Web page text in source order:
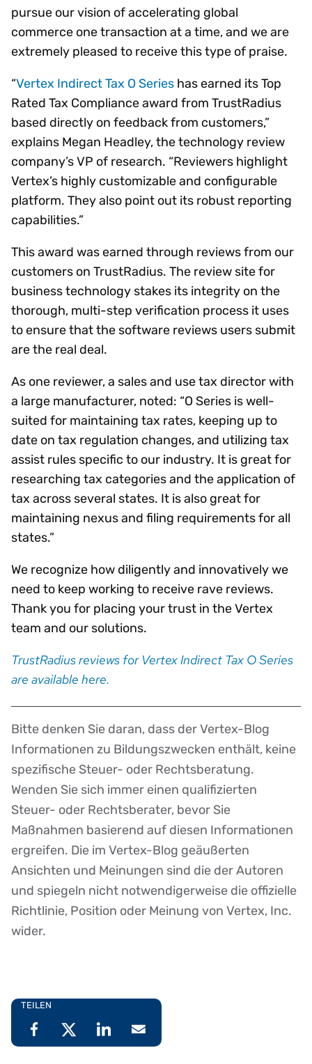
pursue our vision of accelerating global
commerce one transaction at a time, and we are
extremely pleased to receive this type of praise.
“Vertex Indirect Tax O Series has earned its Top
Rated Tax Compliance award from TrustRadius
based directly on feedback from customers,”
explains Megan Headley, the technology review
company’s VP of research. “Reviewers highlight
Vertex’s highly customizable and configurable
platform. They also point out its robust reporting
capabilities.”
This award was earned through reviews from our
customers on TrustRadius. The review site for
business technology stakes its integrity on the
thorough, multi-step verification process it uses
to ensure that the software reviews users submit
are the real deal.
As one reviewer, a sales and use tax director with
a large manufacturer, noted: “O Series is well-
suited for maintaining tax rates, keeping up to
date on tax regulation changes, and utilizing tax
assist rules specific to our industry. It is great for
researching tax categories and the application of
tax across several states. It is also great for
maintaining nexus and filing requirements for all
states.”
We recognize how diligently and innovatively we
need to keep working to receive rave reviews.
Thank you for placing your trust in the Vertex
team and our solutions.
TrustRadius reviews for Vertex Indirect Tax O Series
are available here.
Disclaimer
Bitte denken Sie daran, dass der Vertex-Blog
Informationen zu Bildungszwecken enthält, keine
spezifische Steuer- oder Rechtsberatung.
Wenden Sie sich immer einen qualifizierten
Steuer- oder Rechtsberater, bevor Sie
Maßnahmen basierend auf diesen Informationen
ergreifen. Die im Vertex-Blog geäußerten
Ansichten und Meinungen sind die der Autoren
und spiegeln nicht notwendigerweise die offizielle
Richtlinie, Position oder Meinung von Vertex, Inc.
wider.
TEILEN